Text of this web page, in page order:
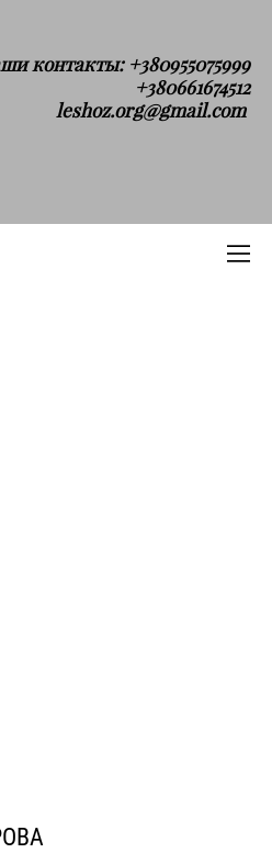
контакты: +380955075999
+380661674512
leshoz.org@gmail.com